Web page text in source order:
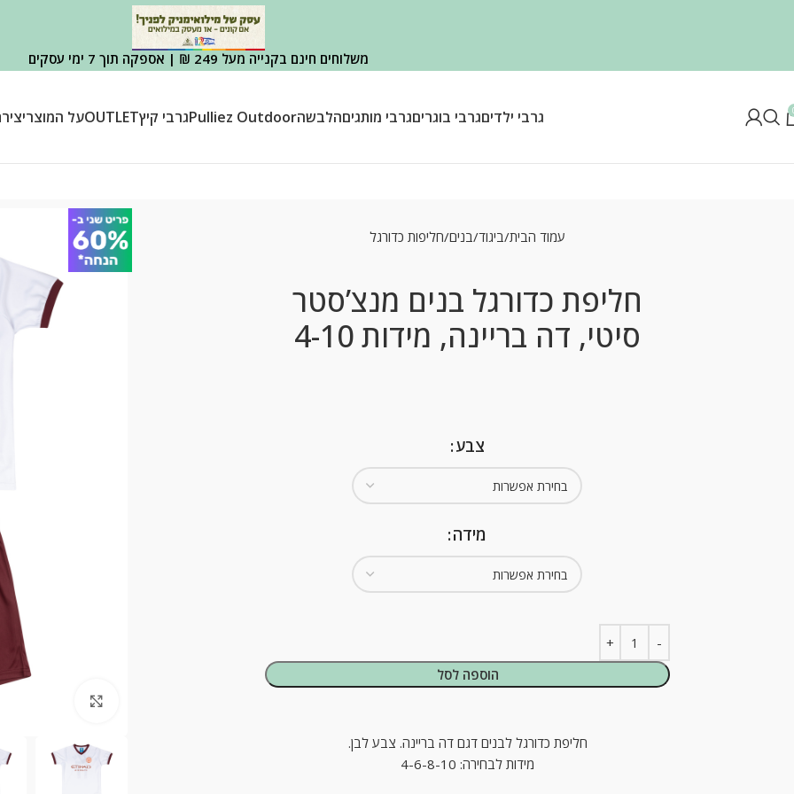
משלוחים חינם בקנייה מעל 249 ₪ | אספקה תוך 7 ימי עסקים
גרבי ילדיםגרבי בוגריםגרבי מותגיםהלבשהPulliez Outdoorגרבי קיץOUTLETעל המוצר
עמוד הבית ביגוד בנים חליפות כדורגל
חליפת כדורגל בנים מנצ’סטר
סיטי, דה בריינה, מידות 4-10
צבע
מידה
הוספה לסל
חליפת כדורגל לבנים דגם דה בריינה. צבע לבן.
מידות לבחירה: 4-6-8-10